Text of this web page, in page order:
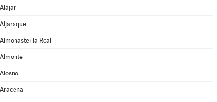
Alájar
Aljaraque
Almonaster la Real
Almonte
Alosno
Aracena